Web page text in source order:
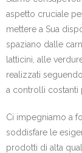
aspetto cruciale
mettere a Sua
spaziano dalle
latticini, alle
realizzati
a controlli costanti
Ci impegniamo a
soddisfare le
prodotti di alta